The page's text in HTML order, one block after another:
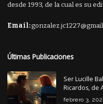
desde 1993, de la cual es su
Email:
Últimas Publicaciones
Ser Lucille
Ricardos, de
febrero 3,